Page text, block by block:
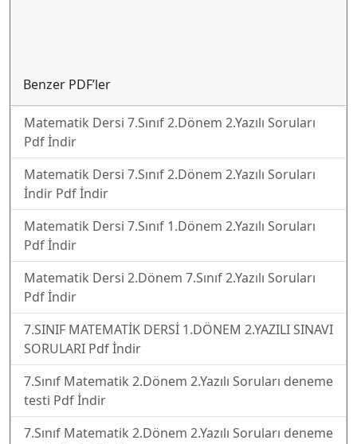
Benzer PDF’ler
Matematik Dersi 7.Sınıf 2.Dönem 2.Yazılı Soruları
Pdf İndir
Matematik Dersi 7.Sınıf 2.Dönem 2.Yazılı Soruları
İndir Pdf İndir
Matematik Dersi 7.Sınıf 1.Dönem 2.Yazılı Soruları
Pdf İndir
Matematik Dersi 2.Dönem 7.Sınıf 2.Yazılı Soruları
Pdf İndir
7.SINIF MATEMATİK DERSİ 1.DÖNEM 2.YAZILI SINAVI
SORULARI Pdf İndir
7.Sınıf Matematik 2.Dönem 2.Yazılı Soruları deneme
testi Pdf İndir
7.Sınıf Matematik 2.Dönem 2.Yazılı Soruları deneme